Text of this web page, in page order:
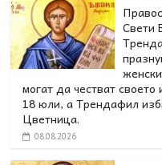
Свети
могат да честват
18 юли, а Трендафил
Цветница.
08.08.2026